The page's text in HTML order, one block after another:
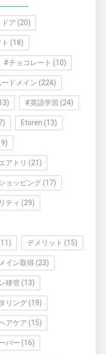
ア (20)
(18)
#チョコレート (10)
ドメイン (224)
#英語学習 (24)
Etoren (13)
アトリ (21)
ョッピング (17)
ティ (29)
デメリット (15)
イン取得 (23)
移管 (13)
リング (19)
アケア (15)
バー (16)